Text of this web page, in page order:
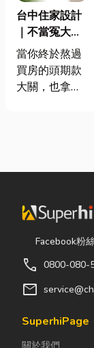
台中住家設計
｜不當冤大
頭！教你新家
該如何聰明裝
潢！
當你終於熬過
買房的頭期款
大關，也拿到
經浮現各種美
裡在放一座雙
人沙發、落地
窗前要放一株
用餐區放一個
充滿儀式感的
等一下！在踩
Facebook粉
call 0800-080-
mail
SuperhiPage
關於我們